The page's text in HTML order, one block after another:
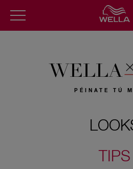
WELLA
PÉINATE TÚ
TIPS